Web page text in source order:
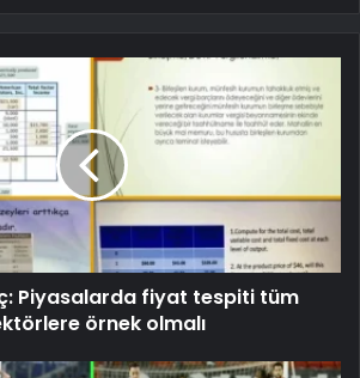
Piyasalarda fiyat tespiti tüm
örnek olmalı